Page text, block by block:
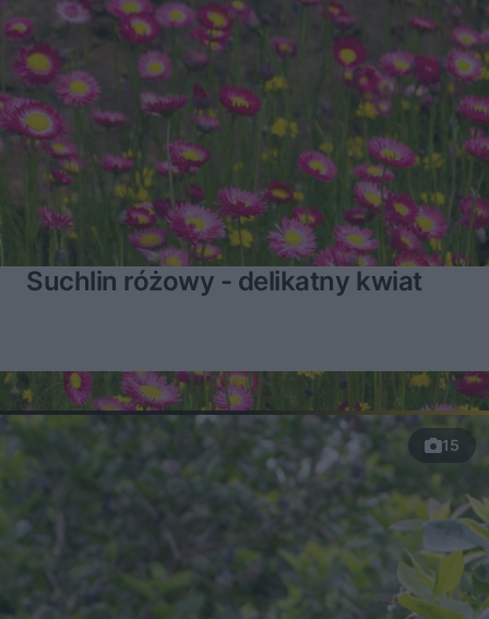
Suchlin różowy - delikatny kwiat
15